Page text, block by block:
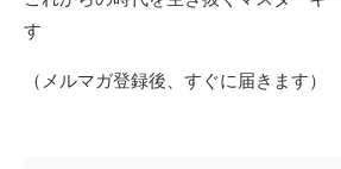
す
（メルマガ登録後、すぐに届きます）